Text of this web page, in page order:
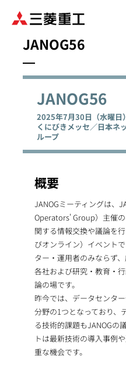
JANOG56
JANOG56
2025年7月30日（水曜日
くにびきメッセ／日本ネ
ループ
概要
JANOGミーティングは、
Operators' Group）主催
関する情報交換や議論を
びオンライン）イベント
ター・運用者のみならず
各社および研究・教育・
論の場です。
昨今では、データセンタ
分野の1つとなっており、
る技術的課題もJANOGの
トは最新技術の導入事例
重な機会です。